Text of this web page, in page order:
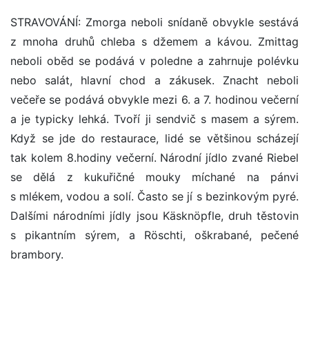
STRAVOVÁNÍ: Zmorga neboli snídaně obvykle sestává
z mnoha druhů chleba s džemem a kávou. Zmittag
neboli oběd se podává v poledne a zahrnuje polévku
nebo salát, hlavní chod a zákusek. Znacht neboli
večeře se podává obvykle mezi 6. a 7. hodinou večerní
a je typicky lehká. Tvoří ji sendvič s masem a sýrem.
Když se jde do restaurace, lidé se většinou scházejí
tak kolem 8.hodiny večerní. Národní jídlo zvané Riebel
se dělá z kukuřičné mouky míchané na pánvi
s mlékem, vodou a solí. Často se jí s bezinkovým pyré.
Dalšími národními jídly jsou Käsknöpfle, druh těstovin
s pikantním sýrem, a Röschti, oškrabané, pečené
brambory.